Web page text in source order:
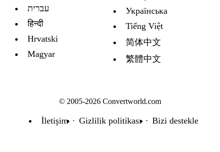
עברית
हिन्दी
Hrvatski
Magyar
Украïнська
Tiếng Việt
简体中文
繁體中文
© 2005-2026 Convertworld.com
İletişim Gizlilik politikası Bizi destekle